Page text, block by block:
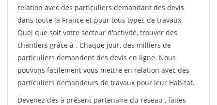
relation avec des particuliers demandant des devis
dans toute la France et pour tous types de travaux.
Quel que soit votre secteur d'activité, trouver des
chantiers grâce à . Chaque jour, des milliers de
particuliers demandent des devis en ligne. Nous
pouvons facilement vous mettre en relation avec des
particuliers demandeurs de travaux pour leur Habitat.
Devenez dès à présent partenaire du réseau , faites